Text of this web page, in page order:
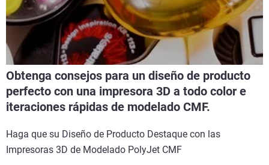
Obtenga consejos para un diseño de producto
perfecto con una impresora 3D a todo color e
iteraciones rápidas de modelado CMF.
Haga que su Diseño de Producto Destaque con las
Impresoras 3D de Modelado PolyJet CMF